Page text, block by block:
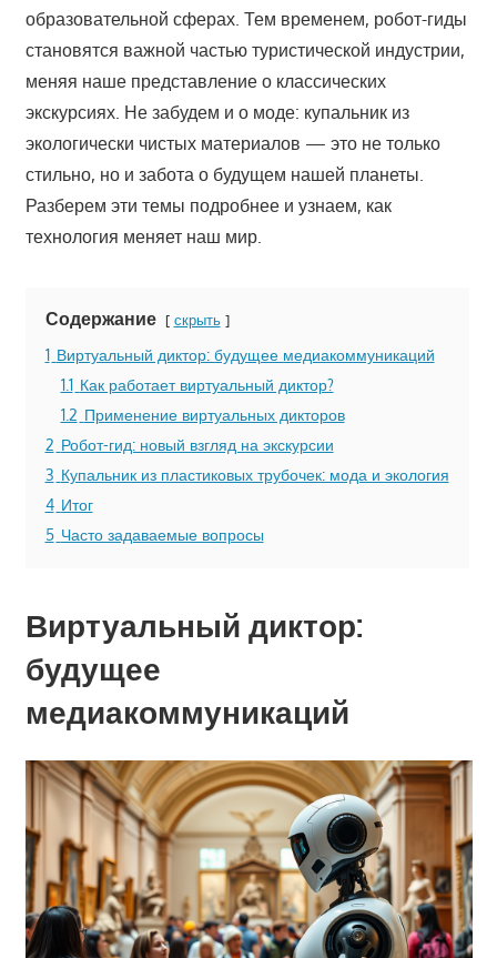
образовательной сферах. Тем временем, робот-гиды
становятся важной частью туристической индустрии,
меняя наше представление о классических
экскурсиях. Не забудем и о моде: купальник из
экологически чистых материалов — это не только
стильно, но и забота о будущем нашей планеты.
Разберем эти темы подробнее и узнаем, как
технология меняет наш мир.
Содержание скрыть
1 Виртуальный диктор: будущее медиакоммуникаций
1.1 Как работает виртуальный диктор?
1.2 Применение виртуальных дикторов
2 Робот-гид: новый взгляд на экскурсии
3 Купальник из пластиковых трубочек: мода и экология
4 Итог
5 Часто задаваемые вопросы
Виртуальный диктор:
будущее
медиакоммуникаций